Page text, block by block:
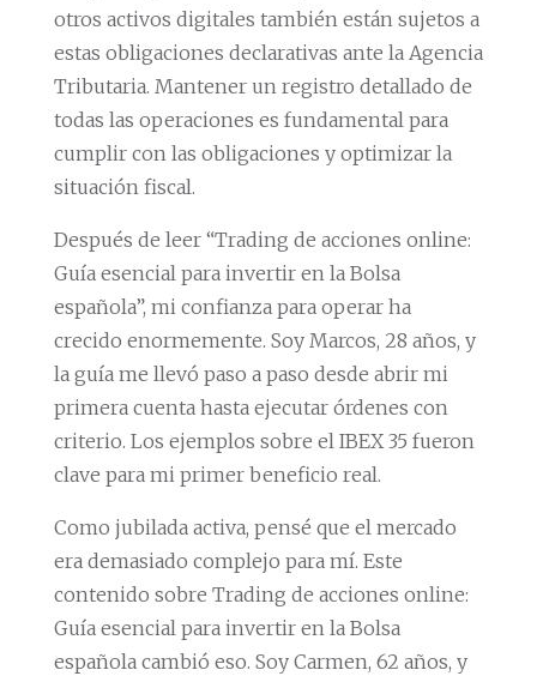
otros activos digitales también están sujetos a
estas obligaciones declarativas ante la Agencia
Tributaria. Mantener un registro detallado de
todas las operaciones es fundamental para
cumplir con las obligaciones y optimizar la
situación fiscal.
Después de leer “Trading de acciones online:
Guía esencial para invertir en la Bolsa
española”, mi confianza para operar ha
crecido enormemente. Soy Marcos, 28 años, y
la guía me llevó paso a paso desde abrir mi
primera cuenta hasta ejecutar órdenes con
criterio. Los ejemplos sobre el IBEX 35 fueron
clave para mi primer beneficio real.
Como jubilada activa, pensé que el mercado
era demasiado complejo para mí. Este
contenido sobre Trading de acciones online:
Guía esencial para invertir en la Bolsa
española cambió eso. Soy Carmen, 62 años, y